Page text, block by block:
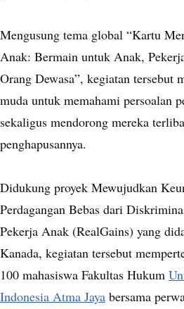
Mengusung tema global “Kartu
Anak: Bermain untuk Anak,
Orang Dewasa”, kegiatan tersebut
muda untuk memahami persoalan
sekaligus mendorong mereka
penghapusannya.
Didukung proyek Mewujudkan
Perdagangan Bebas dari
Pekerja Anak (RealGains) yang
Kanada, kegiatan tersebut
100 mahasiswa Fakultas Hukum
Indonesia Atma Jaya bersama